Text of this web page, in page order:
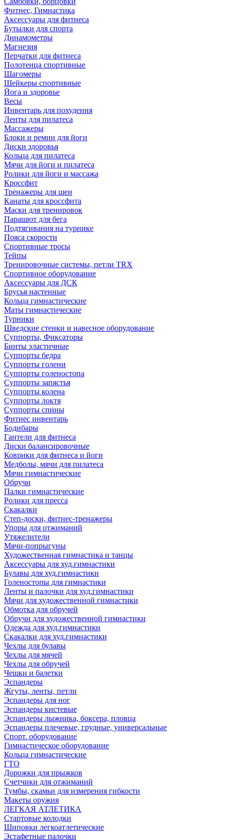
Фитнес, Гимнастика
Аксессуары для фитнеса
Бутылки для спорта
Динамометры
Магнезия
Перчатки для фитнеса
Полотенца спортивные
Шагомеры
Шейкеры спортивные
Йога и здоровье
Весы
Инвентарь для похудения
Ленты для пилатеса
Массажеры
Блоки и ремни для йоги
Диски здоровья
Кольца для пилатеса
Мячи для йоги и пилатеса
Ролики для йоги и массажа
Кроссфит
Тренажеры для шеи
Канаты для кроссфита
Маски для тренировок
Парашют для бега
Подтягивания на турнике
Пояса скорости
Спортивные тросы
Тейпы
Тренировочные системы, петли TRX
Спортивное оборудование
Аксессуары для ДСК
Брусья настенные
Кольца гимнастические
Маты гимнастические
Турники
Шведские стенки и навесное оборудование
Суппорты, Фиксаторы
Бинты эластичные
Суппорты бедра
Суппорты голени
Суппорты голеностопа
Суппорты запястья
Суппорты колена
Суппорты локтя
Суппорты спины
Фитнес инвентарь
Бодибары
Гантели для фитнеса
Диски балансировочные
Коврики для фитнеса и йоги
Медболы, мячи для пилатеса
Мячи гимнастические
Обручи
Палки гимнастические
Ролики для пресса
Скакалки
Степ-доски, фитнес-тренажеры
Упоры для отжиманий
Утяжелители
Мячи-попрыгуны
Художественная гимнастика и танцы
Аксессуары для худ.гимнастики
Булавы для худ.гимнастики
Голеностопы для гимнастики
Ленты и палочки для худ.гимнастики
Мячи для художественной гимнастики
Обмотка для обручей
Обручи для художественной гимнастики
Одежда для худ.гимнастики
Скакалки для худ.гимнастики
Чехлы для булавы
Чехлы для мячей
Чехлы для обручей
Чешки и балетки
Эспандеры
Жгуты, ленты, петли
Эспандеры для ног
Эспандеры кистевые
Эспандеры лыжника, боксера, пловца
Эспандеры плечевые, грудные, универсальные
Спорт. оборудование
Гимнастическое оборудование
Кольца гимнастические
ГТО
Дорожки для прыжков
Счетчики для отжиманий
Тумбы, скамьи для измерения гибкости
Макеты оружия
ЛЕГКАЯ АТЛЕТИКА
Стартовые колодки
Шиповки легкоатлетические
Эстафетные палочки